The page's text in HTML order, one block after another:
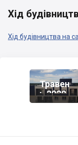
Хід
Хід будівництва на
Травен
Ь 2020